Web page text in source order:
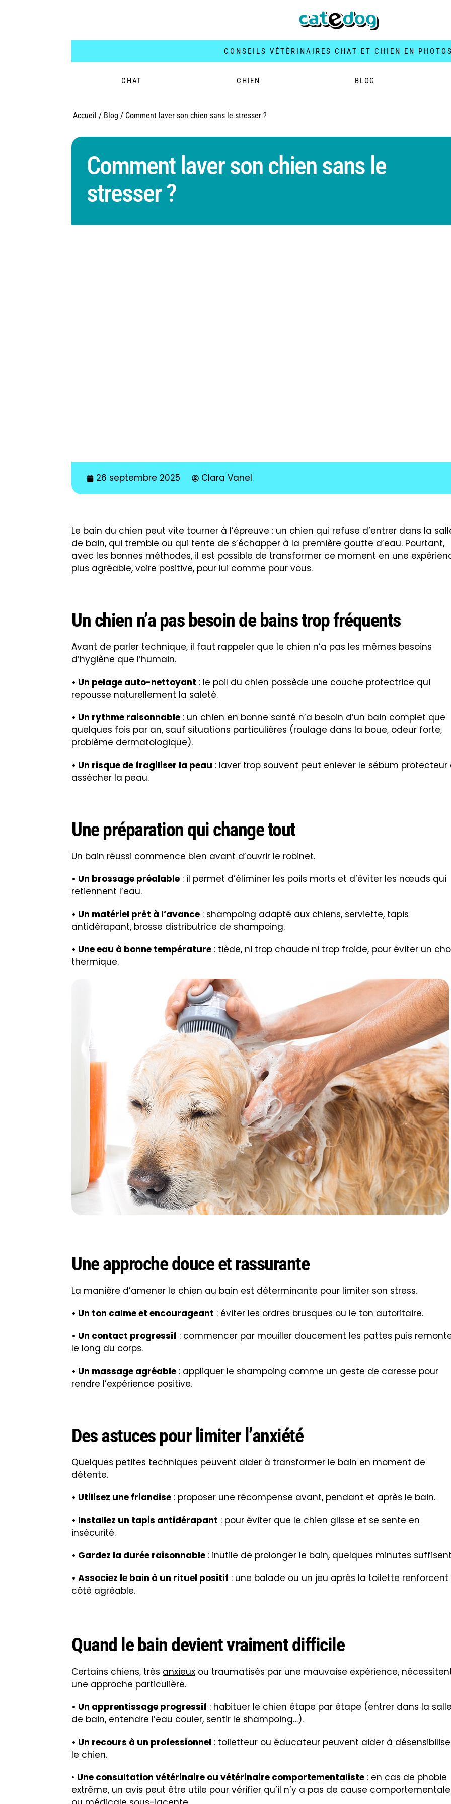
CONSEILS VÉTÉRINAIRES CHAT ET CHIEN EN
CHAT CHIEN BLOG
Accueil / Blog / Comment laver son chien sans le stresser ?
Comment laver son chien sans le
stresser ?
• Un pelage auto-nettoyant: le poil du chien possède une couche protectrice qui
repousse naturellement la saleté.
• Un rythme raisonnable: un chien en bonne santé n’a besoin d’un bain complet que
• Un risque de fragiliser la peau: laver trop souvent peut enlever le sébum protecteur
assécher la peau.
Une préparation qui change tout
Un bain réussi commence bien avant d’ouvrir le robinet.
• Un brossage préalable
: il permet d’éliminer les poils morts et d’éviter les nœuds qui
retiennent l’eau.
• Un matériel prêt à l’avance: shampoing adapté aux chiens, serviette, tapis
antidérapant, brosse distributrice de shampoing.
• Une eau à bonne température: tiède, ni trop chaude ni trop froide, pour éviter un
thermique.
Une approche douce et rassurante
La manière d’amener le chien au bain est déterminante pour limiter son stress.
• Un ton calme et encourageant: éviter les ordres brusques ou le ton autoritaire.
• Un contact progressif: commencer par mouiller doucement les pattes puis
le long du corps.
• Un massage agréable: appliquer le shampoing comme un geste de caresse pour
rendre l’expérience positive.
Des astuces pour limiter l’anxiété
• Utilisez une friandise : proposer une récompense avant, pendant et après le bain.
• Installez un tapis antidérapant : pour éviter que le chien glisse et se sente en
insécurité.
• Gardez la durée raisonnable: inutile de prolonger le bain, quelques minutes
• Associez le bain à un rituel positif
côté agréable.
Quand le bain devient vraiment difficile
Certains chiens, trèsanxieux
une approche particulière.
de bain, entendre l’eau couler, sentir le shampoing…).
• Un recours à un professionnel: toiletteur ou éducateur peuvent aider à
le chien.
• Une consultation vétérinaire ouvétérinaire comportementaliste: en cas de phobie
ou médicale sous-jacente.
Conclusion
Laver un chien sans le stresser demande de la préparation, de la douceur et de la
patience. Un bain ne doit pas être vécu comme une contrainte, mais comme un
moment de soin et, idéalement, de complicité. Avec les bons gestes et un peu
d’hygiène.
Equipe rédactionnelle de Catedog sous la direction du
Docteur Laurence Dillière Lesseur, Vétérinaire Comportementaliste